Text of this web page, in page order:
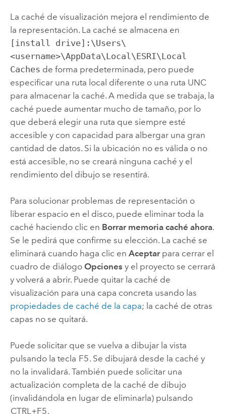
La caché de visualización mejora el rendimiento de
la representación. La caché se almacena en
[install drive]:\Users\
<username>\AppData\Local\ESRI\Local
Caches de forma predeterminada, pero puede
especificar una ruta local diferente o una ruta UNC
para almacenar la caché. A medida que se trabaja, la
caché puede aumentar mucho de tamaño, por lo
que deberá elegir una ruta que siempre esté
accesible y con capacidad para albergar una gran
cantidad de datos. Si la ubicación no es válida o no
está accesible, no se creará ninguna caché y el
rendimiento del dibujo se resentirá.
Para solucionar problemas de representación o
liberar espacio en el disco, puede eliminar toda la
caché haciendo clic en Borrar memoria caché ahora.
Se le pedirá que confirme su elección. La caché se
eliminará cuando haga clic en Aceptarpara cerrar el
cuadro de diálogo Opciones y el proyecto se cerrará
y volverá a abrir. Puede quitar la caché de
visualización para una capa concreta usando las
propiedades de caché de la capa; la caché de otras
capas no se quitará.
Puede solicitar que se vuelva a dibujar la vista
pulsando la tecla F5. Se dibujará desde la caché y
no la invalidará. También puede solicitar una
actualización completa de la caché de dibujo
(invalidándola en lugar de eliminarla) pulsando
CTRL+F5.